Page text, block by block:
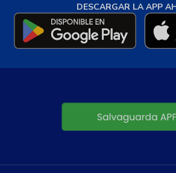
DESCARGAR LA APP